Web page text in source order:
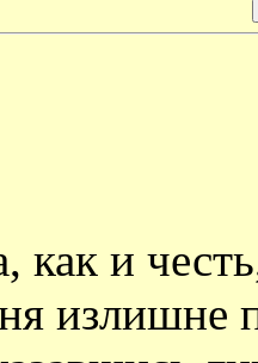
как и
излишне